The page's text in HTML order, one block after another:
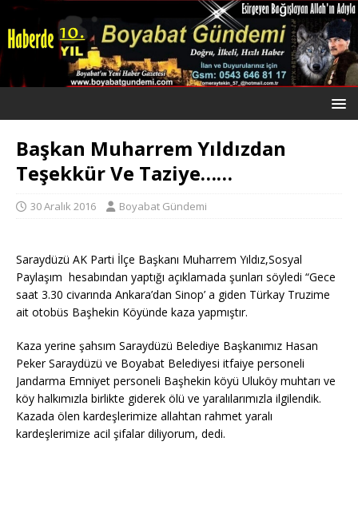
Başkan Muharrem Yıldızdan
Teşekkür Ve Taziye……
30 Aralık 2016 Boyabat Gündemi
Saraydüzü AK Parti İlçe Başkanı Muharrem Yıldız,Sosyal
Paylaşım hesabından yaptığı açıklamada şunları söyledi “Gece
saat 3.30 civarında Ankara’dan Sinop’ a giden Türkay Truzime
ait otobüs Başhekin Köyünde kaza yapmıştır.
Kaza yerine şahsım Saraydüzü Belediye Başkanımız Hasan
Peker Saraydüzü ve Boyabat Belediyesi itfaiye personeli
Jandarma Emniyet personeli Başhekin köyü Uluköy muhtarı ve
köy halkımızla birlikte giderek ölü ve yaralılarımızla ilgilendik.
Kazada ölen kardeşlerimize allahtan rahmet yaralı
kardeşlerimize acil şifalar diliyorum, dedi.